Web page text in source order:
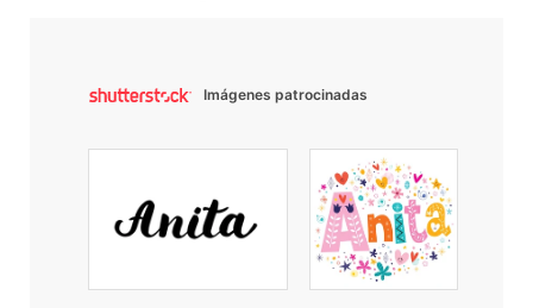
Imágenes patrocinadas